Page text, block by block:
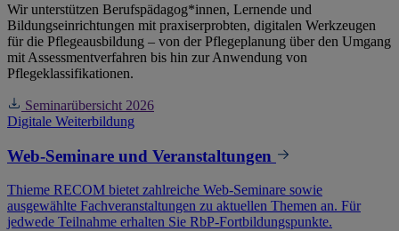
Wir unterstützen Berufspädagog*innen, Lernende und
Bildungseinrichtungen mit praxiserprobten, digitalen Werkzeugen
für die Pflegeausbildung – von der Pflegeplanung über den Umgang
mit Assessmentverfahren bis hin zur Anwendung von
Pflegeklassifikationen.
Seminarübersicht 2026
Digitale Weiterbildung
Web-Seminare und Veranstaltungen
Thieme RECOM bietet zahlreiche Web-Seminare sowie
ausgewählte Fachveranstaltungen zu aktuellen Themen an. Für
jedwede Teilnahme erhalten Sie RbP-Fortbildungspunkte.